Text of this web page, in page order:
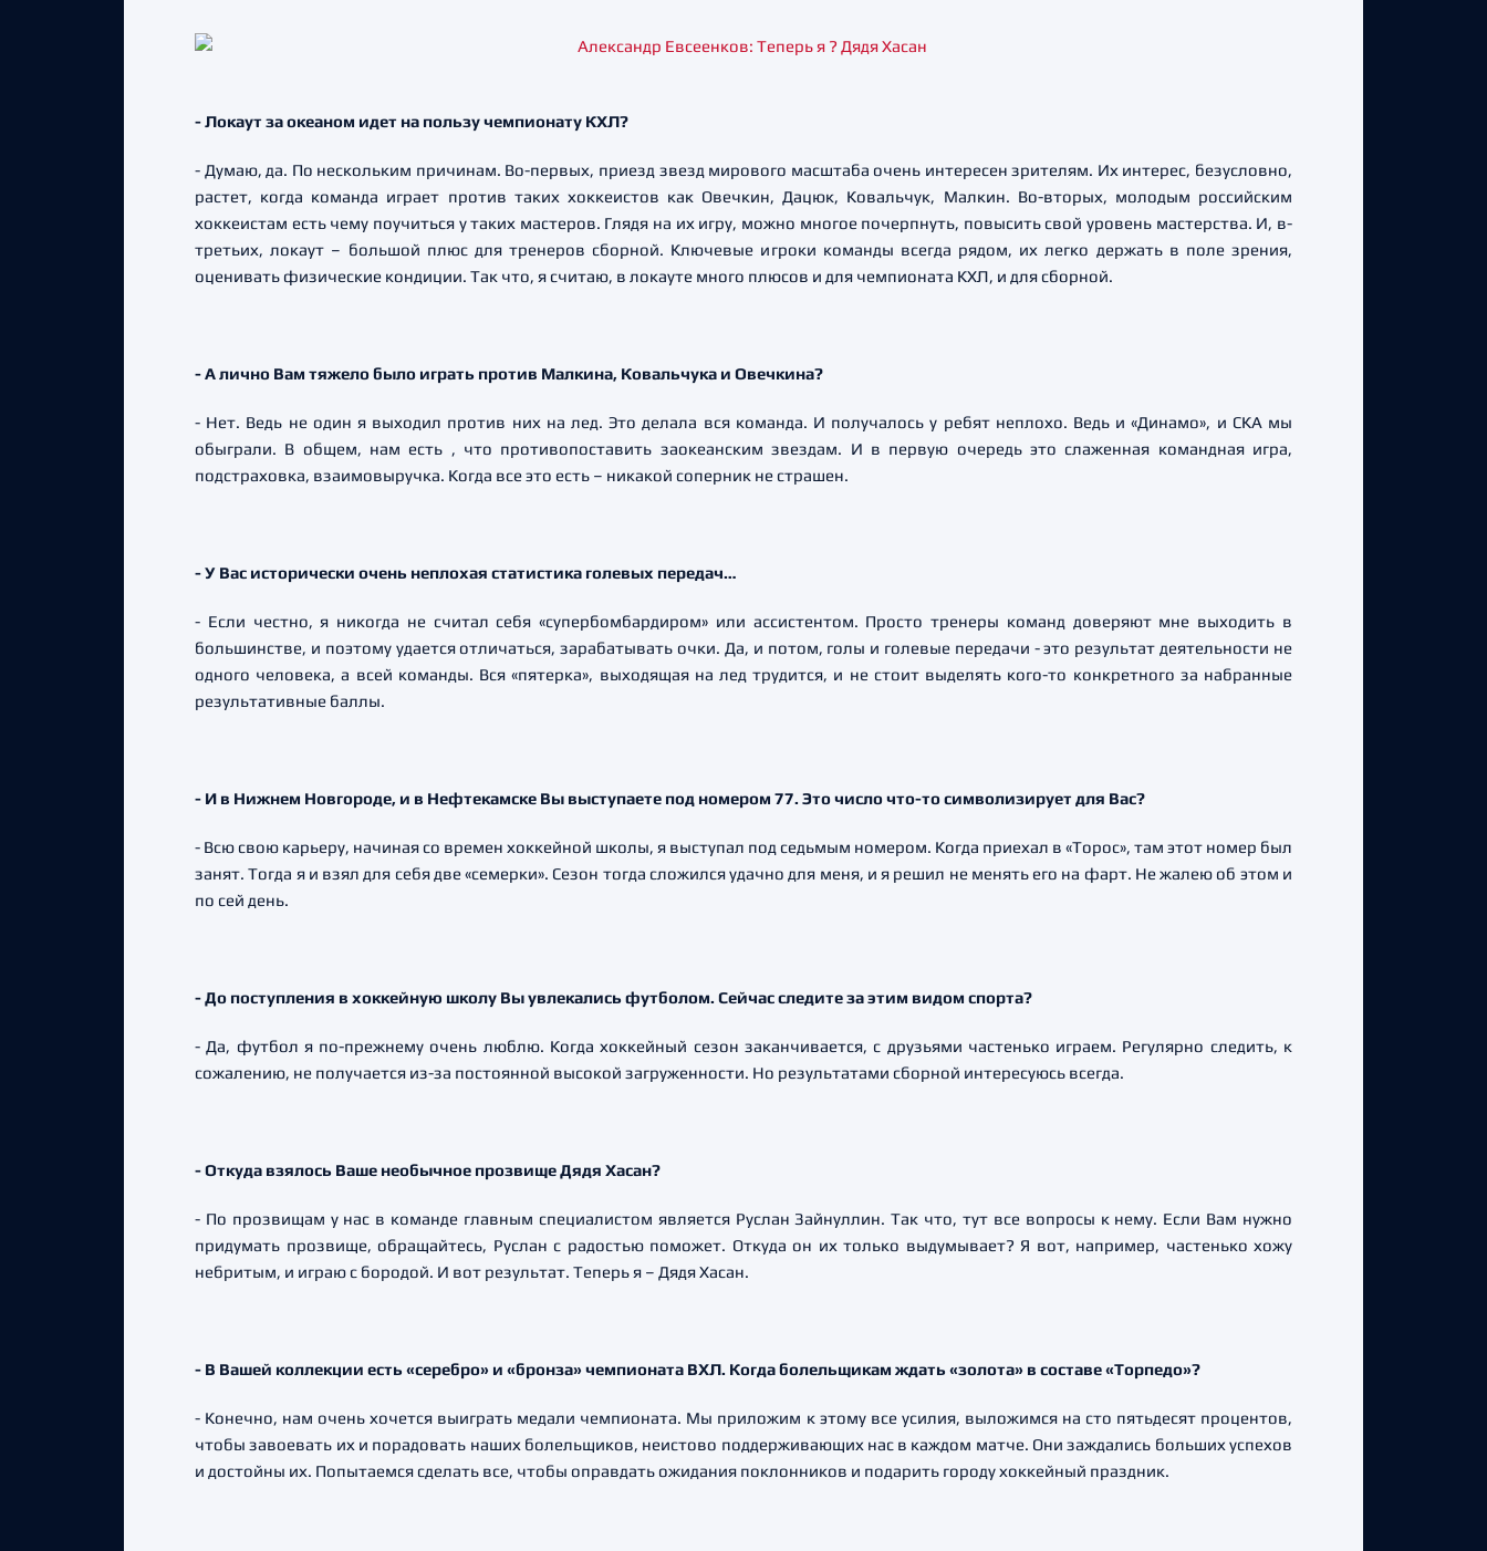
- Локаут за океаном идет на пользу чемпионату КХЛ?
- Думаю, да. По нескольким причинам. Во-первых, приезд звезд мирового масштаба очень интересен зрителям. Их интерес, безусловно,
растет, когда команда играет против таких хоккеистов как Овечкин, Дацюк, Ковальчук, Малкин. Во-вторых, молодым российским
хоккеистам есть чему поучиться у таких мастеров. Глядя на их игру, можно многое почерпнуть, повысить свой уровень мастерства. И, в-
третьих, локаут – большой плюс для тренеров сборной. Ключевые игроки команды всегда рядом, их легко держать в поле зрения,
оценивать физические кондиции. Так что, я считаю, в локауте много плюсов и для чемпионата КХЛ, и для сборной.
- А лично Вам тяжело было играть против Малкина, Ковальчука и Овечкина?
- Нет. Ведь не один я выходил против них на лед. Это делала вся команда. И получалось у ребят неплохо. Ведь и «Динамо», и СКА мы
обыграли. В общем, нам есть , что противопоставить заокеанским звездам. И в первую очередь это слаженная командная игра,
подстраховка, взаимовыручка. Когда все это есть – никакой соперник не страшен.
- У Вас исторически очень неплохая статистика голевых передач…
- Если честно, я никогда не считал себя «супербомбардиром» или ассистентом. Просто тренеры команд доверяют мне выходить в
большинстве, и поэтому удается отличаться, зарабатывать очки. Да, и потом, голы и голевые передачи - это результат деятельности не
одного человека, а всей команды. Вся «пятерка», выходящая на лед трудится, и не стоит выделять кого-то конкретного за набранные
результативные баллы.
- И в Нижнем Новгороде, и в Нефтекамске Вы выступаете под номером 77. Это число что-то символизирует для Вас?
- Всю свою карьеру, начиная со времен хоккейной школы, я выступал под седьмым номером. Когда приехал в «Торос», там этот номер был
занят. Тогда я и взял для себя две «семерки». Сезон тогда сложился удачно для меня, и я решил не менять его на фарт. Не жалею об этом и
по сей день.
- До поступления в хоккейную школу Вы увлекались футболом. Сейчас следите за этим видом спорта?
- Да, футбол я по-прежнему очень люблю. Когда хоккейный сезон заканчивается, с друзьями частенько играем. Регулярно следить, к
сожалению, не получается из-за постоянной высокой загруженности. Но результатами сборной интересуюсь всегда.
- Откуда взялось Ваше необычное прозвище Дядя Хасан?
- По прозвищам у нас в команде главным специалистом является Руслан Зайнуллин. Так что, тут все вопросы к нему. Если Вам нужно
придумать прозвище, обращайтесь, Руслан с радостью поможет. Откуда он их только выдумывает? Я вот, например, частенько хожу
небритым, и играю с бородой. И вот результат. Теперь я – Дядя Хасан.
- В Вашей коллекции есть «серебро» и «бронза» чемпионата ВХЛ. Когда болельщикам ждать «золота» в составе «Торпедо»?
- Конечно, нам очень хочется выиграть медали чемпионата. Мы приложим к этому все усилия, выложимся на сто пятьдесят процентов,
чтобы завоевать их и порадовать наших болельщиков, неистово поддерживающих нас в каждом матче. Они заждались больших успехов
и достойны их. Попытаемся сделать все, чтобы оправдать ожидания поклонников и подарить городу хоккейный праздник.